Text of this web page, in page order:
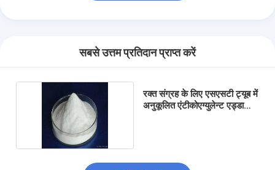
सबसे उत्तम प्रतिदान प्राप्त करें
रक्त संग्रह के लिए एसएसटी ट्यूब में
अनुकूलित एंटीकोएग्युलेन्ट एड्डा